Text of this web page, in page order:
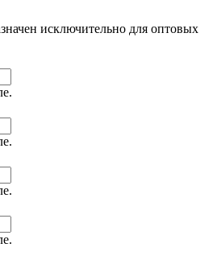
исключительно для оптовых